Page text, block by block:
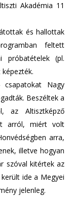
Akadémia 11
és hallottak
feltett
próbatételek (pl.
Nagy
Beszéltek a
az Altisztképző
arról, miért volt
arra,
illetve hogyan
szóval kitértek az
ide a Megyei
jelenleg.